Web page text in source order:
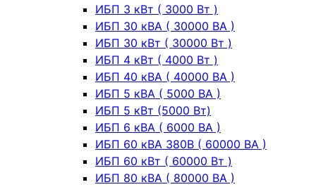
ИБП 3 кВт ( 3000 Вт )
ИБП 30 кВА ( 30000 ВА )
ИБП 30 кВт ( 30000 Вт )
ИБП 4 кВт ( 4000 Вт )
ИБП 40 кВА ( 40000 ВА )
ИБП 5 кВА ( 5000 ВА )
ИБП 5 кВт (5000 Вт)
ИБП 6 кВА ( 6000 ВА )
ИБП 60 кВА 380В ( 60000 ВА )
ИБП 60 кВт ( 60000 Вт )
ИБП 80 кВА ( 80000 ВА )